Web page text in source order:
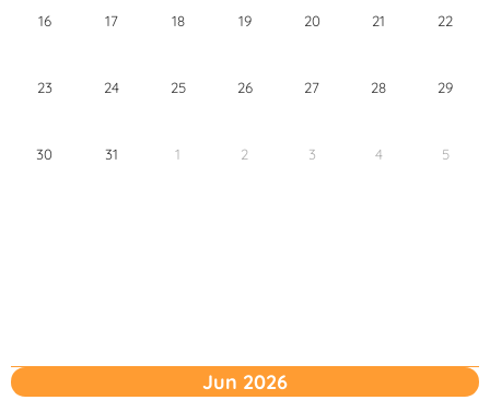
16 17 18 19 20 21 22
23 24 25 26 27 28 29
30 31 1 2 3 4 5
Jun 2026